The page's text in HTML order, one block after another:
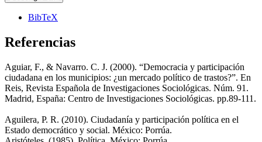
BibTeX
Referencias
Aguiar, F., & Navarro. C. J. (2000). “Democracia y participación
ciudadana en los municipios: ¿un mercado político de trastos?”. En
Reis, Revista Española de Investigaciones Sociológicas. Núm. 91.
Madrid, España: Centro de Investigaciones Sociológicas. pp.89-111.
Aguilera, P. R. (2010). Ciudadanía y participación política en el
Estado democrático y social. México: Porrúa.